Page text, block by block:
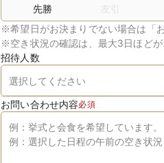
先勝 友引
※希望日がお決まりでない場合は「
※空き状況の確認は、最大3日ほどが
招待人数
お問い合わせ内容必須